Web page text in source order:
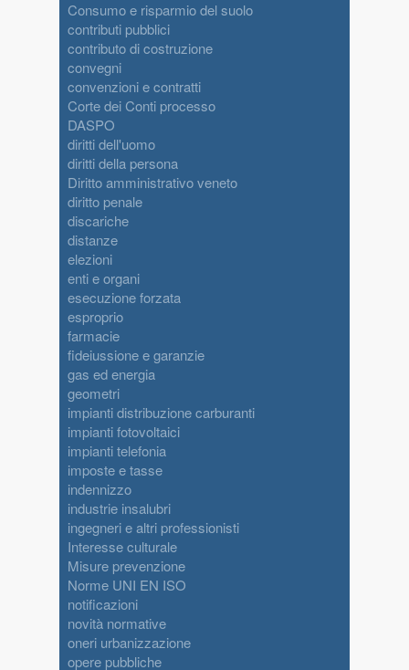
Consumo e risparmio del suolo
contributi pubblici
contributo di costruzione
convegni
convenzioni e contratti
Corte dei Conti processo
DASPO
diritti dell'uomo
diritti della persona
Diritto amministrativo veneto
diritto penale
discariche
distanze
elezioni
enti e organi
esecuzione forzata
esproprio
farmacie
fideiussione e garanzie
gas ed energia
geometri
impianti distribuzione carburanti
impianti fotovoltaici
impianti telefonia
imposte e tasse
indennizzo
industrie insalubri
ingegneri e altri professionisti
Interesse culturale
Misure prevenzione
Norme UNI EN ISO
notificazioni
novità normative
oneri urbanizzazione
opere pubbliche